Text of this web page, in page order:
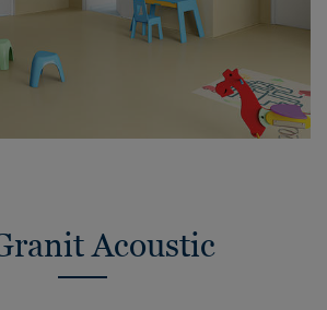
Acoustic